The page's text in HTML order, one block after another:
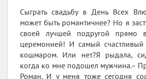
Сыграть свадьбу в День Всех
может быть романтичнее? Но я
своей лучшей подругой прямо
церемонией! И самый счастливый
кошмаром. Или нет?Я рыдала,
когда ко мне подошел мужчина.–
Роман. И у меня тоже сегодня